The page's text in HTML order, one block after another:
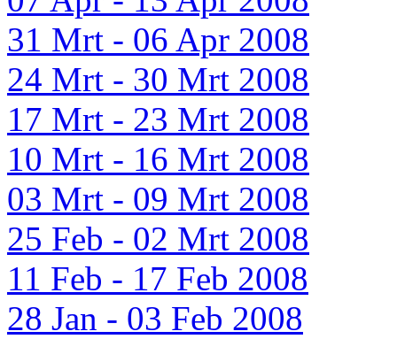
31 Mrt - 06 Apr 2008
24 Mrt - 30 Mrt 2008
17 Mrt - 23 Mrt 2008
10 Mrt - 16 Mrt 2008
03 Mrt - 09 Mrt 2008
25 Feb - 02 Mrt 2008
11 Feb - 17 Feb 2008
28 Jan - 03 Feb 2008